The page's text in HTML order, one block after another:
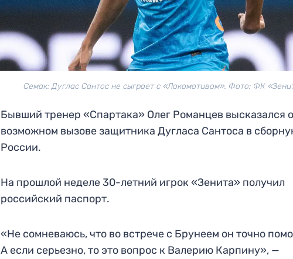
Семак: Дуглас Сантос не сыграет с «Локомотивом». Фото: ФК
Бывший тренер «Спартака» Олег Романцев высказался о
возможном вызове защитника Дугласа Сантоса в
России.
На прошлой неделе 30-летний игрок «Зенита» получил
российский паспорт.
«Не сомневаюсь, что во встрече с Брунеем он точно
А если серьезно, то это вопрос к Валерию Карпину», —